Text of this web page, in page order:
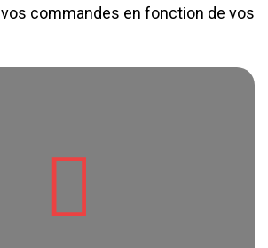
commandes en fonction de vos